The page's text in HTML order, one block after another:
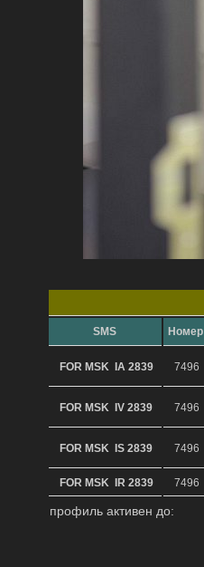
SMS Hомер
FOR MSK IA 2839 7496
FOR MSK IV 2839 7496
FOR MSK IS 2839 7496
FOR MSK IR 2839 7496
профиль активен до: